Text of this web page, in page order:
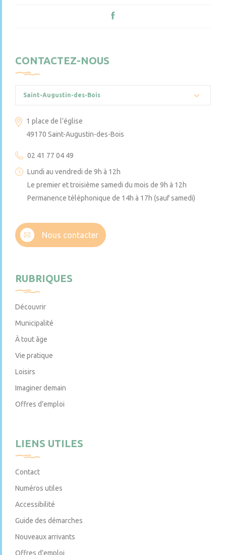
CONTACTEZ-NOUS
Saint-Augustin-des-Bois
1 place de l’église
49170 Saint-Augustin-des-Bois
02 41 77 04 49
Lundi au vendredi de 9h à 12h
Le premier et troisième samedi du mois de 9h à 12h
Permanence téléphonique de 14h à 17h (sauf samedi)
Nous contacter
RUBRIQUES
Découvrir
Municipalité
À tout âge
Vie pratique
Loisirs
Imaginer demain
Offres d’emploi
LIENS UTILES
Contact
Numéros utiles
Accessibilité
Guide des démarches
Nouveaux arrivants
Offres d’emploi